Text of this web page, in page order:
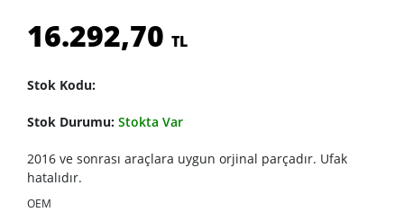
16.292,70 TL
Stok Kodu:
Stok Durumu: Stokta Var
2016 ve sonrası araçlara uygun orjinal parçadır. Ufak
hatalıdır.
OEM